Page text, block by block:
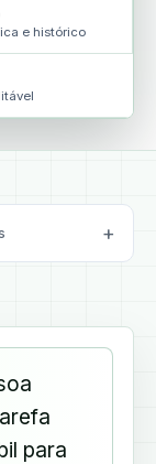
e histórico
para